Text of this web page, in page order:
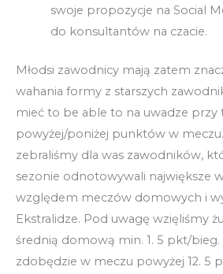
swoje propozycje na Social
do konsultantów na czacie.
Młodsi zawodnicy mają zatem
wahania formy z starszych
mieć to be able to na uwadze przy
powyżej/poniżej punktów w
zebraliśmy dla was zawodników,
sezonie odnotowywali największe
względem meczów domowych i
Ekstralidze. Pod uwagę wzięliśmy
średnią domową min. 1. 5 pkt/bieg.
zdobędzie w meczu powyżej 12. 5